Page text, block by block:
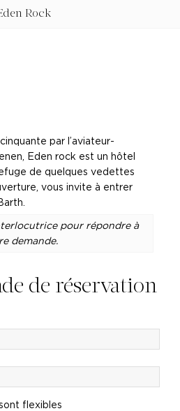
Rock
par l’aviateur-
Eden rock est un hôtel
de quelques vedettes
vous invite à entrer
pour répondre à
demande.
de réservation
flexibles